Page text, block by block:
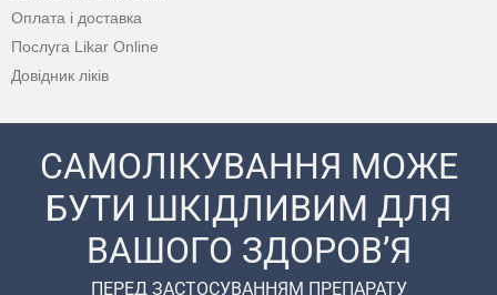
Оплата і доставка
Послуга Likar Online
Довідник ліків
САМОЛІКУВАННЯ МОЖЕ
БУТИ ШКІДЛИВИМ ДЛЯ
ВАШОГО ЗДОРОВ’Я
ПЕРЕД ЗАСТОСУВАННЯМ ПРЕПАРАТУ